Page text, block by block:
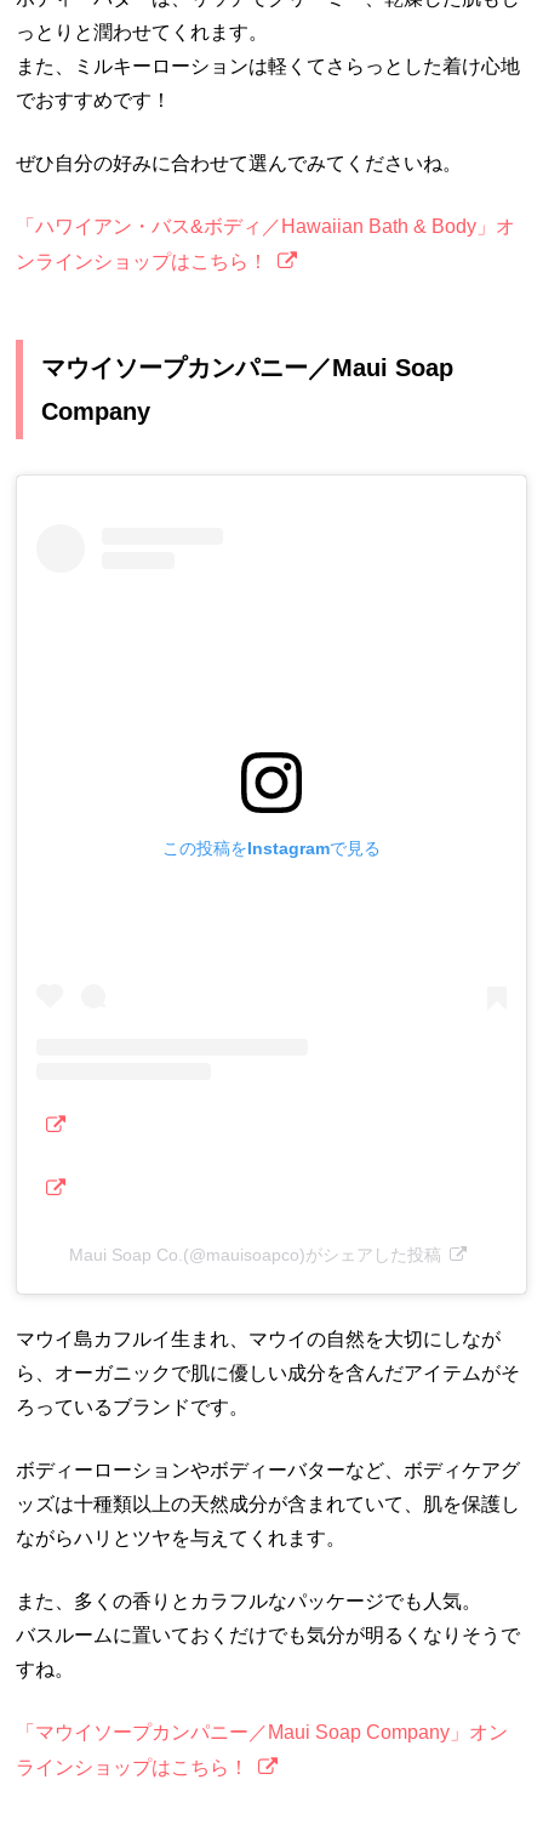
っとりと潤わせてくれます。
また、ミルキーローションは軽くてさらっとした着け心地
でおすすめです！
ぜひ自分の好みに合わせて選んでみてくださいね。
「ハワイアン・バス&ボディ／Hawaiian Bath & Body」オ
ンラインショップはこちら！
マウイソープカンパニー／Maui Soap
Company
この投稿をInstagramで見る
Maui Soap Co.(@mauisoapco)がシェアした投稿
マウイ島カフルイ生まれ、マウイの自然を大切にしなが
ら、オーガニックで肌に優しい成分を含んだアイテムがそ
ろっているブランドです。
ボディーローションやボディーバターなど、ボディケアグ
ッズは十種類以上の天然成分が含まれていて、肌を保護し
ながらハリとツヤを与えてくれます。
また、多くの香りとカラフルなパッケージでも人気。
バスルームに置いておくだけでも気分が明るくなりそうで
すね。
「マウイソープカンパニー／Maui Soap Company」オン
ラインショップはこちら！